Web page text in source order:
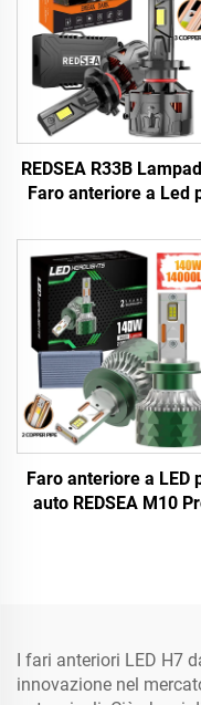
REDSEA R33B
Faro anteriore a Led
Faro anteriore a LED
auto REDSEA M10
I fari anteriori LED H7
innovazione nel